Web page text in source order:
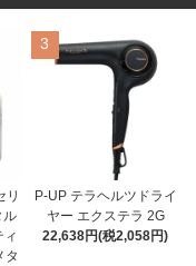
リ
ル
ィ
タ
3
P-UP テラヘルツドライ
ヤー エクステラ 2G
22,638円(税2,058円)